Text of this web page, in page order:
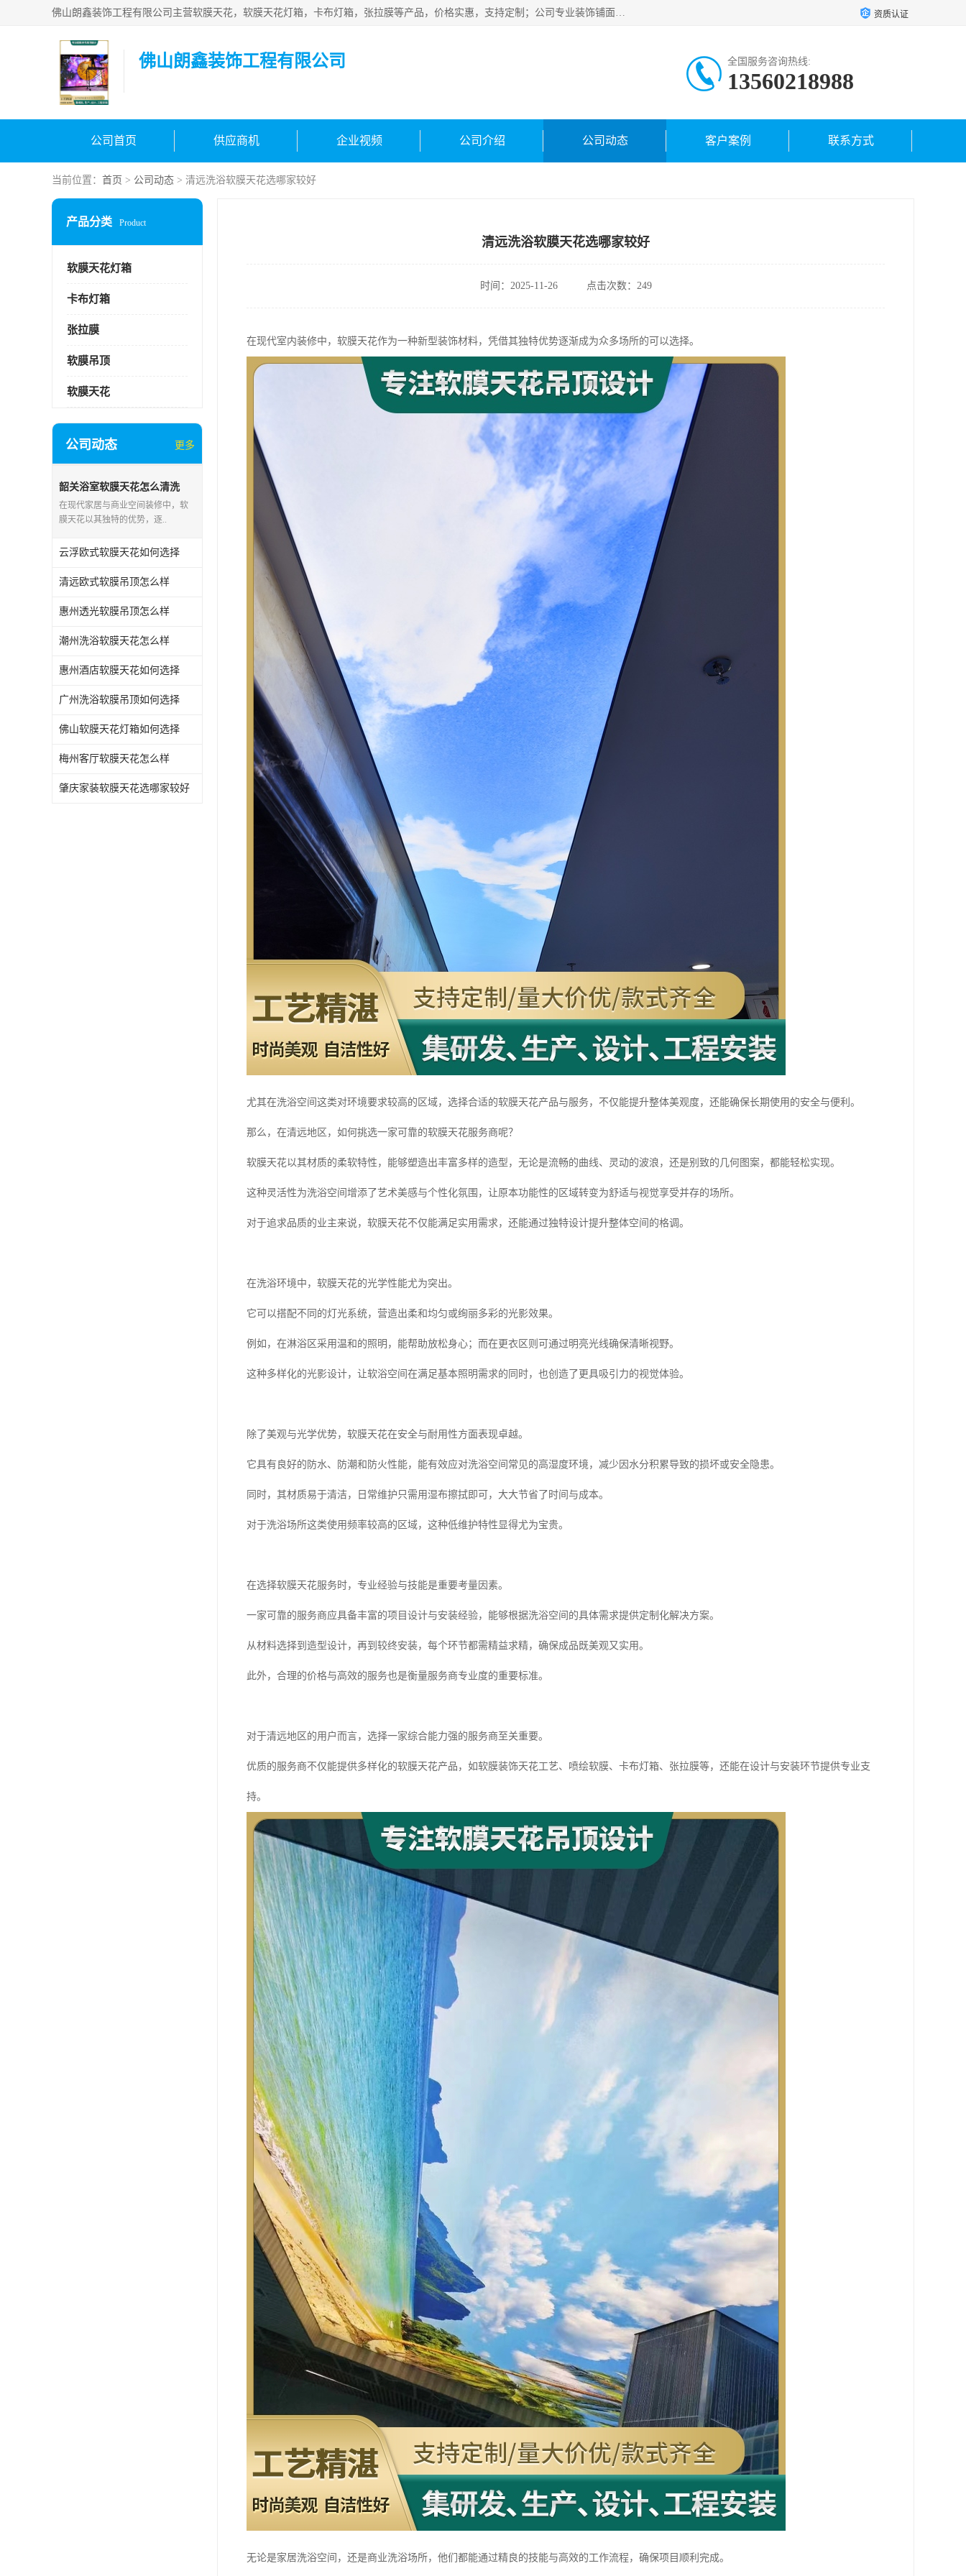
佛山朗鑫装饰工程有限公司主营软膜天花，软膜天花灯箱，卡布灯箱，张拉膜等产品，价格实惠，支持定制；公司专业装饰铺面，家居，会展特装，软膜等工程，技能精良人员，安装快、价格合理，质量保证、热诚与各方有识人士合作，欢迎新老客户来电咨询。 资质认证
佛山朗鑫装饰工程有限公司 全国服务咨询热线:
13560218988
公司首页 供应商机 企业视频 公司介绍 公司动态 客户案例 联系方式
当前位置： 首页 > 公司动态 > 清远洗浴软膜天花选哪家较好
产品分类 Product
软膜天花灯箱
卡布灯箱
张拉膜
软膜吊顶
软膜天花
公司动态 更多
韶关浴室软膜天花怎么清洗
在现代家居与商业空间装修中，软
膜天花以其独特的优势，逐..
云浮欧式软膜天花如何选择
清远欧式软膜吊顶怎么样
惠州透光软膜吊顶怎么样
潮州洗浴软膜天花怎么样
惠州酒店软膜天花如何选择
广州洗浴软膜吊顶如何选择
佛山软膜天花灯箱如何选择
梅州客厅软膜天花怎么样
肇庆家装软膜天花选哪家较好
清远洗浴软膜天花选哪家较好
时间：2025-11-26 点击次数：249
在现代室内装修中，软膜天花作为一种新型装饰材料，凭借其独特优势逐渐成为众多场所的可以选择。
尤其在洗浴空间这类对环境要求较高的区域，选择合适的软膜天花产品与服务，不仅能提升整体美观度，还能确保长期使用的安全与便利。
那么，在清远地区，如何挑选一家可靠的软膜天花服务商呢？
软膜天花以其材质的柔软特性，能够塑造出丰富多样的造型，无论是流畅的曲线、灵动的波浪，还是别致的几何图案，都能轻松实现。
这种灵活性为洗浴空间增添了艺术美感与个性化氛围，让原本功能性的区域转变为舒适与视觉享受并存的场所。
对于追求品质的业主来说，软膜天花不仅能满足实用需求，还能通过独特设计提升整体空间的格调。
在洗浴环境中，软膜天花的光学性能尤为突出。
它可以搭配不同的灯光系统，营造出柔和均匀或绚丽多彩的光影效果。
例如，在淋浴区采用温和的照明，能帮助放松身心；而在更衣区则可通过明亮光线确保清晰视野。
这种多样化的光影设计，让软浴空间在满足基本照明需求的同时，也创造了更具吸引力的视觉体验。
除了美观与光学优势，软膜天花在安全与耐用性方面表现卓越。
它具有良好的防水、防潮和防火性能，能有效应对洗浴空间常见的高湿度环境，减少因水分积累导致的损坏或安全隐患。
同时，其材质易于清洁，日常维护只需用湿布擦拭即可，大大节省了时间与成本。
对于洗浴场所这类使用频率较高的区域，这种低维护特性显得尤为宝贵。
在选择软膜天花服务时，专业经验与技能是重要考量因素。
一家可靠的服务商应具备丰富的项目设计与安装经验，能够根据洗浴空间的具体需求提供定制化解决方案。
从材料选择到造型设计，再到较终安装，每个环节都需精益求精，确保成品既美观又实用。
此外，合理的价格与高效的服务也是衡量服务商专业度的重要标准。
对于清远地区的用户而言，选择一家综合能力强的服务商至关重要。
优质的服务商不仅能提供多样化的软膜天花产品，如软膜装饰天花工艺、喷绘软膜、卡布灯箱、张拉膜等，还能在设计与安装环节提供专业支
持。
无论是家居洗浴空间，还是商业洗浴场所，他们都能通过精良的技能与高效的工作流程，确保项目顺利完成。